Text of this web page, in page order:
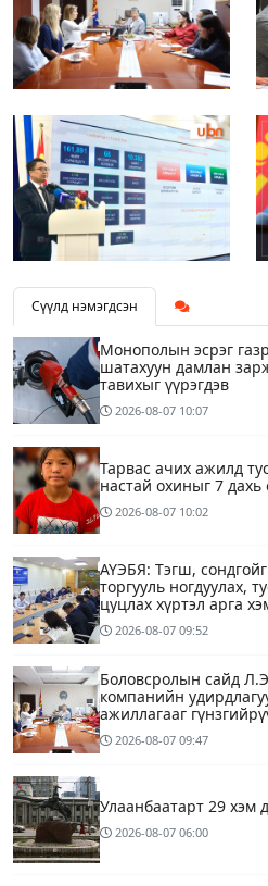
Сүүлд нэмэгдсэн
Монополын эсрэг
шатахуун дамлан
тавихыг үүрэгдэв
2026-08-07 10:07
Тарвас ачих ажилд
настай охиныг 7
2026-08-07 10:02
АҮЭБЯ: Тэгш,
торгууль ногдуулах,
цуцлах хүртэл арга
2026-08-07 09:52
Боловсролын сайд
компанийн
ажиллагааг
2026-08-07 09:47
Улаанбаатарт 29 хэм
2026-08-07 06:00